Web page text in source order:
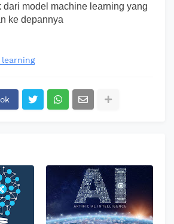
dari model machine learning yang
ke depannya